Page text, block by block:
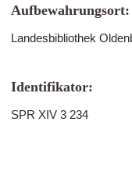
Aufbewahrungsort:
Landesbibliothek
Identifikator:
SPR XIV 3 234